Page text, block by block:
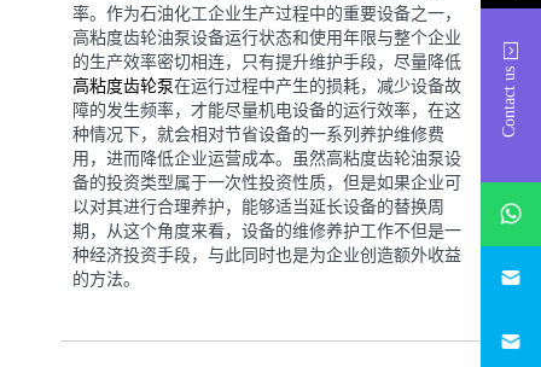
Contact us
率。作为石油化工企业生产过程中的重要设备之一，
高粘度齿轮油泵设备运行状态和使用年限与整个企业
的生产效率密切相连，只有提升维护手段，尽量降低
高粘度齿轮泵在运行过程中产生的损耗，减少设备故
障的发生频率，才能尽量机电设备的运行效率，在这
种情况下，就会相对节省设备的一系列养护维修费
用，进而降低企业运营成本。虽然高粘度齿轮油泵设
备的投资类型属于一次性投资性质，但是如果企业可
以对其进行合理养护，能够适当延长设备的替换周
期，从这个角度来看，设备的维修养护工作不但是一
种经济投资手段，与此同时也是为企业创造额外收益
的方法。